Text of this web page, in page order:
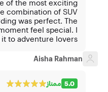
of the most exciting
combination of SUV
was perfect. The
feel special. I
to adventure lovers
Aisha Rahman
5.0 ممتاز